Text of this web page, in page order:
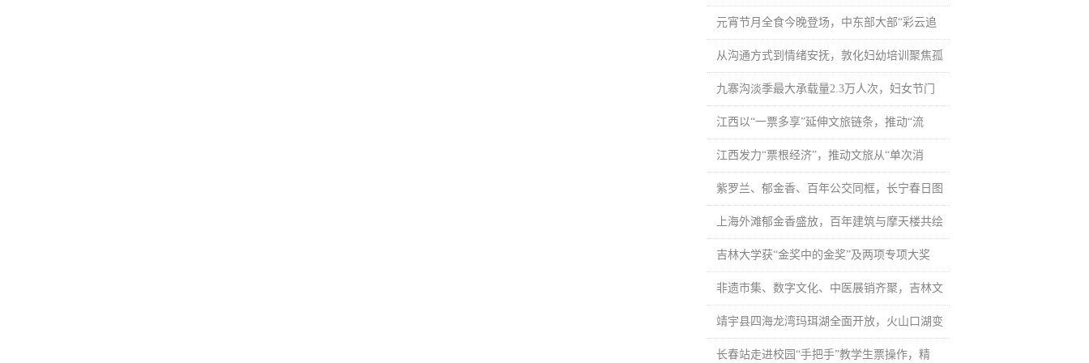
元宵节月全食今晚登场，中东部大部“彩云追
从沟通方式到情绪安抚，敦化妇幼培训聚焦孤
九寨沟淡季最大承载量2.3万人次，妇女节门
江西以“一票多享”延伸文旅链条，推动“流
江西发力“票根经济”，推动文旅从“单次消
紫罗兰、郁金香、百年公交同框，长宁春日图
上海外滩郁金香盛放，百年建筑与摩天楼共绘
吉林大学获“金奖中的金奖”及两项专项大奖
非遗市集、数字文化、中医展销齐聚，吉林文
靖宇县四海龙湾玛珥湖全面开放，火山口湖变
长春站走进校园“手把手”教学生票操作，精